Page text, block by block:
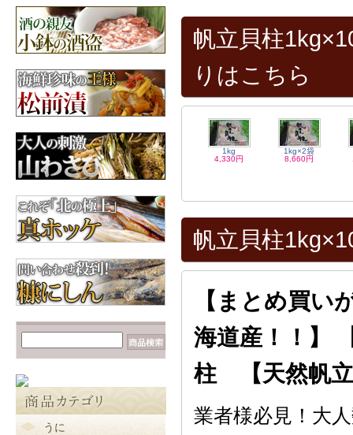
帆立貝柱
りはこちら
1kg
4,330円
1kg×2袋
8,660円
帆立貝柱
【まとめ買い
海道産！！】
柱 【天然帆立
業者様必見！大
【数の子だらけ☆】み
ちのく松前
3,600円
昆布
【カニが安いゾ
ッ！！】毛ガニ 660g前
後×2尾
6,960円
うに